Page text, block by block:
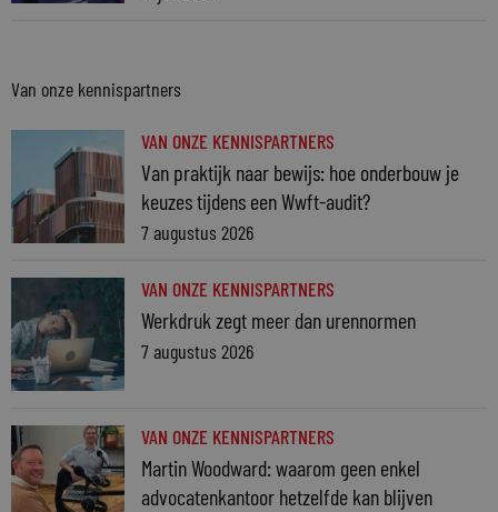
Van onze kennispartners
VAN ONZE KENNISPARTNERS
Van praktijk naar bewijs: hoe onderbouw je
keuzes tijdens een Wwft-audit?
7 augustus 2026
VAN ONZE KENNISPARTNERS
Werkdruk zegt meer dan urennormen
7 augustus 2026
VAN ONZE KENNISPARTNERS
Martin Woodward: waarom geen enkel
advocatenkantoor hetzelfde kan blijven